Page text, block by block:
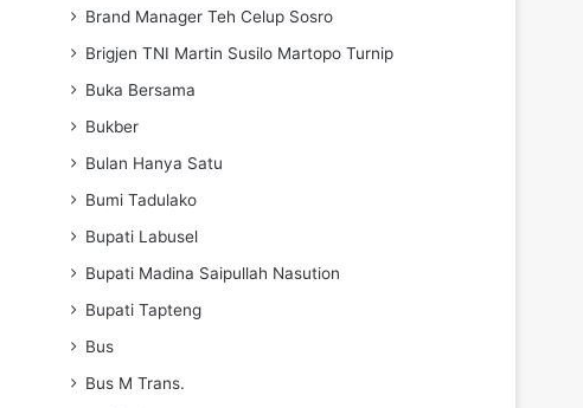
Brand Manager Teh Celup Sosro
Brigjen TNI Martin Susilo Martopo Turnip
Buka Bersama
Bukber
Bulan Hanya Satu
Bumi Tadulako
Bupati Labusel
Bupati Madina Saipullah Nasution
Bupati Tapteng
Bus
Bus M Trans.